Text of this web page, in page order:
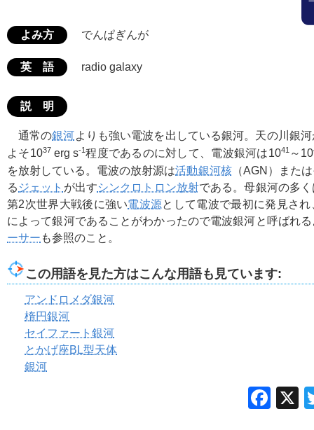
よみ方 でんぱぎんが
英 語 radio galaxy
説 明
通常の銀河よりも強い電波を出している銀河。天の川銀
よそ1037 erg s-1程度であるのに対して、電波銀河は1041 ～10
を放射している。電波の放射源は活動銀河核（AGN）また
る ジェット が出すシンクロトロン放射である。母銀河の多く
第2次世界大戦後に強い電波源として電波で最初に発見され
によって銀河であることがわかったので電波銀河と呼ばれ
ーサー も参照のこと。
この用語を見た方はこんな用語も見ています:
アンドロメダ銀河
楕円銀河
セイファート銀河
とかげ座BL型天体
銀河